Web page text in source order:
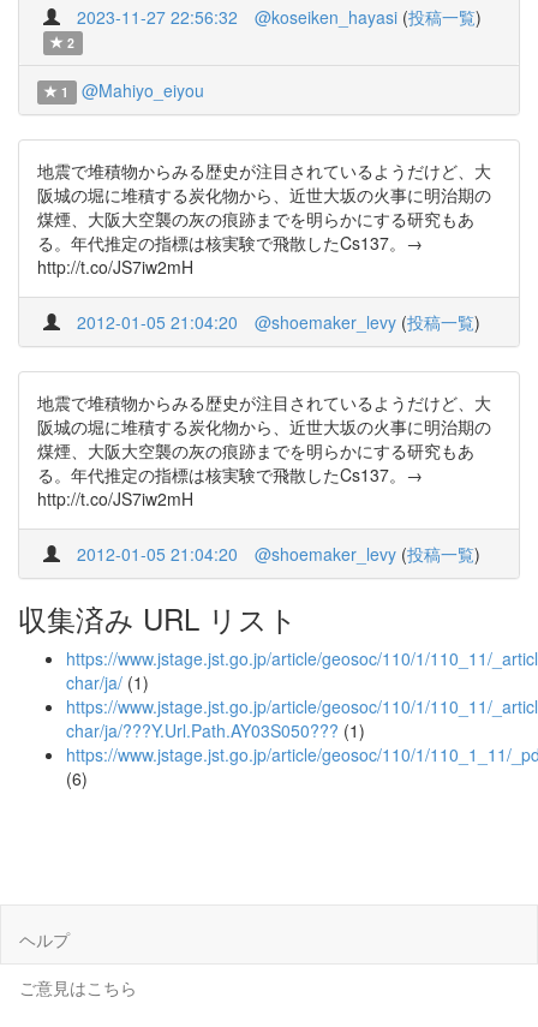
2023-11-27 22:56:32 @koseiken_hayasi (投稿一覧)
2
1 @Mahiyo_eiyou
地震で堆積物からみる歴史が注目されているようだけど、大
阪城の堀に堆積する炭化物から、近世大坂の火事に明治期の
煤煙、大阪大空襲の灰の痕跡までを明らかにする研究もあ
る。年代推定の指標は核実験で飛散したCs137。→
http://t.co/JS7iw2mH
2012-01-05 21:04:20 @shoemaker_levy (投稿一覧)
地震で堆積物からみる歴史が注目されているようだけど、大
阪城の堀に堆積する炭化物から、近世大坂の火事に明治期の
煤煙、大阪大空襲の灰の痕跡までを明らかにする研究もあ
る。年代推定の指標は核実験で飛散したCs137。→
http://t.co/JS7iw2mH
2012-01-05 21:04:20 @shoemaker_levy (投稿一覧)
収集済み URL リスト
https://www.jstage.jst.go.jp/article/geosoc/110/1/110_11/
char/ja/ (1)
https://www.jstage.jst.go.jp/article/geosoc/110/1/110_11/
char/ja/???Y.Url.Path.AY03S050??? (1)
https://www.jstage.jst.go.jp/article/geosoc/110/1/110_1_11/
(6)
ヘルプ
ご意見はこちら